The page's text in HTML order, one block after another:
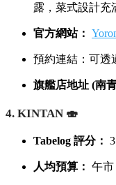
露，菜式設計充
官方網站：
預約連結：可透
旗艦店地址 (南
4. KINTAN 🍣
Tabelog 評分：
人均預算： 午市